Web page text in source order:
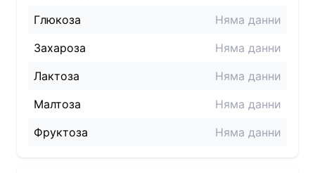
Глюкоза
Няма данни
Захароза
Няма данни
Лактоза
Няма данни
Малтоза
Няма данни
Фруктоза
Няма данни